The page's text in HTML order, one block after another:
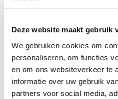
Deze website maakt gebruik
We gebruiken cookies om
personaliseren, om functies
en om ons websiteverkeer te
informatie over uw gebruik
partners voor social media,
een beginnende zaak kun
permitteren; een grote
kostbaar. Maar een
Adriaan komt continu in de
schatten aan zijn